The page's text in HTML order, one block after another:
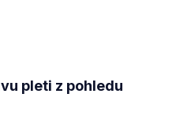
pleti z pohledu